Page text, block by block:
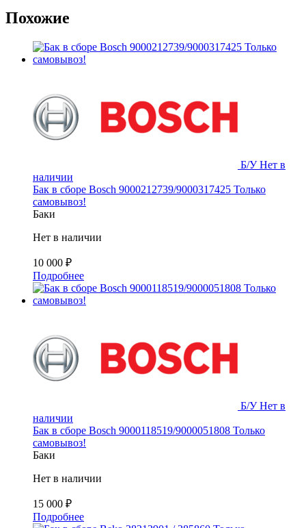
Похожие
Б/У Нет в
наличии
Бак в сборе Bosch 9000212739/9000317425 Только
самовывоз!
Баки
Нет в наличии
10 000 ₽
Подробнее
Б/У Нет в
наличии
Бак в сборе Bosch 9000118519/9000051808 Только
самовывоз!
Баки
Нет в наличии
15 000 ₽
Подробнее